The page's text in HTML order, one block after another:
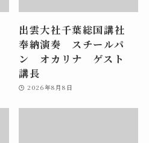
出雲大社千葉総国講社
奉納演奏 スチールパ
ン オカリナ ゲスト
講長
2026年8月8日